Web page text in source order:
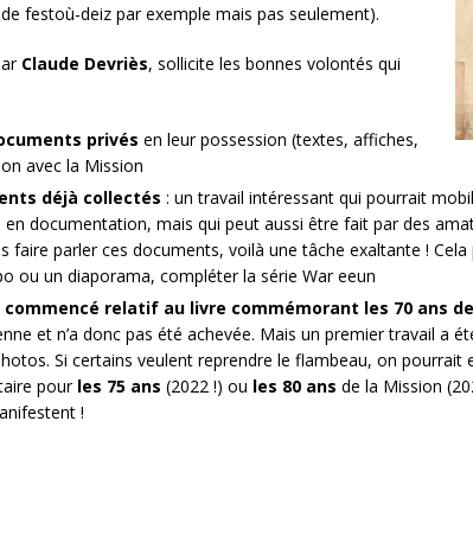
festoù-deiz par exemple mais pas seulement).
Claude Devriès, sollicite les bonnes volontés qui
privés en leur possession (textes, affiches,
avec la Mission
déjà collectés : un travail intéressant qui pourrait
documentation, mais qui peut aussi être fait par des
faire parler ces documents, voilà une tâche exaltante !
ou un diaporama, compléter la série War eeun
relatif au livre commémorant les 70 ans
et n’a donc pas été achevée. Mais un premier travail a
Si certains veulent reprendre le flambeau, on pourrait
pour les 75 ans (2022 !) ou les 80 ans de la Mission
!